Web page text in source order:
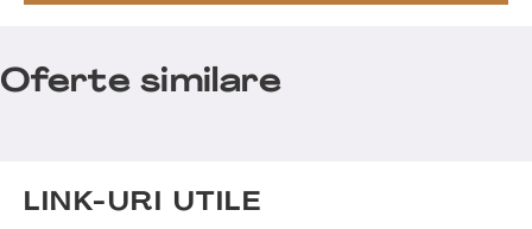
Oferte similare
LINK-URI UTILE